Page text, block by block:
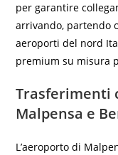
per garantire
arrivando, partendo
aeroporti del nord
premium su misura
Trasferimenti
Malpensa e
L’aeroporto di